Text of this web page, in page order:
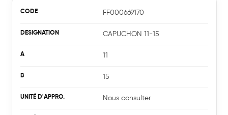
FF000669170
CAPUCHON 11-15
11
15
Nous consulter